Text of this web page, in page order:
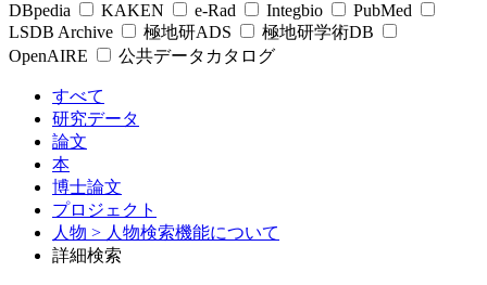
DBpedia
KAKEN e-Rad Integbio
PubMed
LSDB Archive
極地研ADS
極地研学術DB
OpenAIRE
公共データカタログ
すべて
研究データ
論文
本
博士論文
プロジェクト
人物 > 人物検索機能について
詳細検索